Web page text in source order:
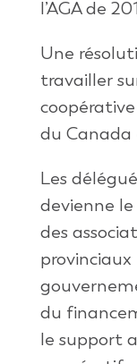
l’AGA de
Une
travailler
du Canada
Les
devienne
des
du
le support